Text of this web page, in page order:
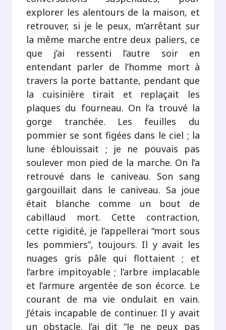
explorer les alentours de la maison, et
retrouver, si je le peux, m’arrêtant sur
la même marche entre deux paliers, ce
que j’ai ressenti l’autre soir en
entendant parler de l’homme mort à
travers la porte battante, pendant que
la cuisinière tirait et replaçait les
plaques du fourneau. On l’a trouvé la
gorge tranchée. Les feuilles du
pommier se sont figées dans le ciel ; la
lune éblouissait ; je ne pouvais pas
soulever mon pied de la marche. On l’a
retrouvé dans le caniveau. Son sang
gargouillait dans le caniveau. Sa joue
était blanche comme un bout de
cabillaud mort. Cette contraction,
cette rigidité, je l’appellerai “mort sous
les pommiers”, toujours. Il y avait les
nuages gris pâle qui flottaient ; et
l’arbre impitoyable ; l’arbre implacable
et l’armure argentée de son écorce. Le
courant de ma vie ondulait en vain.
J’étais incapable de continuer. Il y avait
un obstacle. J’ai dit “Je ne peux pas